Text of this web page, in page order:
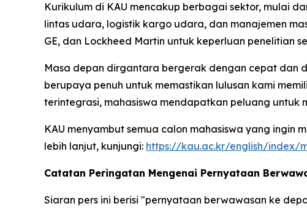
Kurikulum di KAU mencakup berbagai sektor, mulai
lintas udara, logistik kargo udara, dan manajemen
GE, dan Lockheed Martin untuk keperluan penelitian
Masa depan dirgantara bergerak dengan cepat dan
berupaya penuh untuk memastikan lulusan kami
terintegrasi, mahasiswa mendapatkan peluang untuk
KAU menyambut semua calon mahasiswa yang
lebih lanjut, kunjungi: https://kau.ac.kr/english/index/
Catatan Peringatan Mengenai Pernyataan
Siaran pers ini berisi "pernyataan berwawasan ke